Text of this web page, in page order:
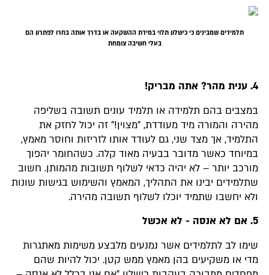
תלמידים שמבינים כי כישלון תלוי במידת ההשקעה או בדרך אותה בחרו לפתרון הם
בעלי חשיבה צומחת
4. ענית מהר?
אתה מבריק!
במצבים בהם תלמידה או תלמיד עונים תשובה בשליפה
מהירה והמורה מיד מעודדת, "מצוין!" זה יכול לחזק את
התלמיד, אך מצד שני, גם לעודד אותו לזריזות וחוסר מאמץ,
במיוחד כאשר מדובר בבעיה מאוד קלה. כשהחומר יהפוך
מורכב יותר – לא יהיה כדאי לשלוף תשובות מהמותן. חשוב
שתלמידים יבינו את התהליך, המאמץ והשימוש בגישות שונות
ולא יחשבו שתמיד יוכלו לשלוף תשובה מהירה.
5. אם לא אנסה - לא אכשל
שימו לב לתלמידים אשר נמנעים מלבצע משימות מאתגרות
מדי או משקיעים בהן מאמץ ממש קטן. יכול להיות שהם